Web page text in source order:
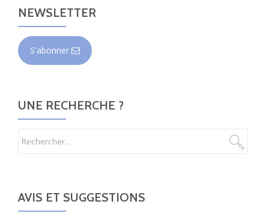
NEWSLETTER
S'abonner
UNE RECHERCHE ?
AVIS ET SUGGESTIONS